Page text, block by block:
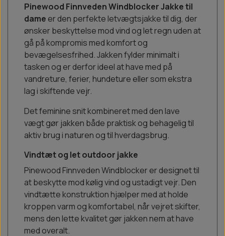
Pinewood Finnveden Windblocker Jakke til
dame er den perfekte letvægtsjakke til dig, der
ønsker beskyttelse mod vind og let regn uden at
gå på kompromis med komfort og
bevægelsesfrihed. Jakken fylder minimalt i
tasken og er derfor ideel at have med på
vandreture, ferier, hundeture eller som ekstra
lag i skiftende vejr.
Det feminine snit kombineret med den lave
vægt gør jakken både praktisk og behagelig til
aktiv brug i naturen og til hverdagsbrug.
Vindtæt og let outdoor jakke
Pinewood Finnveden Windblocker er designet til
at beskytte mod kølig vind og ustadigt vejr. Den
vindtætte konstruktion hjælper med at holde
kroppen varm og komfortabel, når vejret skifter,
mens den lette kvalitet gør jakken nem at have
med overalt.